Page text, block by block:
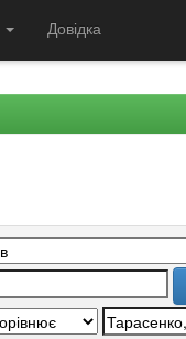
Довідка